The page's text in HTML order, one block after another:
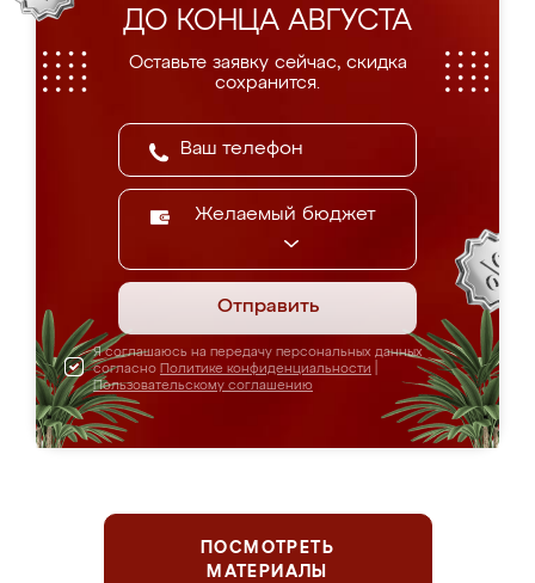
ДО КОНЦА АВГУСТА
Оставьте заявку сейчас, скидка
сохранится.
Желаемый бюджет
Отправить
Я соглашаюсь на передачу персональных данных
согласно Политике конфиденциальности
Пользовательскому соглашению
ПОСМОТРЕТЬ
МАТЕРИАЛЫ